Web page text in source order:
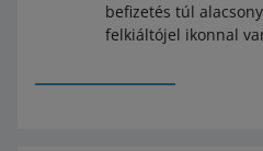
befizetés túl
felkiáltójel ikonnal